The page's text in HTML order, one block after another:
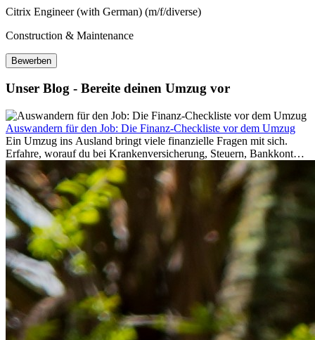
Citrix Engineer (with German) (m/f/diverse)
Construction & Maintenance
Bewerben
Unser Blog - Bereite deinen Umzug vor
Auswandern für den Job: Die Finanz-Checkliste vor dem Umzug
Ein Umzug ins Ausland bringt viele finanzielle Fragen mit sich.
Erfahre, worauf du bei Krankenversicherung, Steuern, Bankkonto,
Rücklagen und Budgetplanung achten solltest, damit dein Neustart
im Ausland reibungslos gelingt.